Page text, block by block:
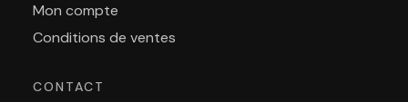
Mon compte
Conditions de ventes
CONTACT